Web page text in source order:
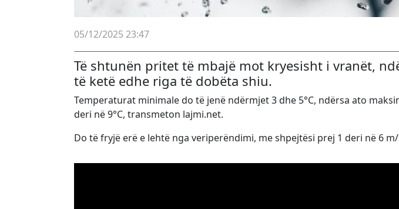
05/12/2025 23:47
Të shtunën pritet të mbajë mot kryesisht i vranët,
të ketë edhe riga të dobëta shiu.
Temperaturat minimale do të jenë ndërmjet 3 dhe 5°C, ndërsa ato
deri në 9°C, transmeton lajmi.net.
Do të fryjë erë e lehtë nga veriperëndimi, me shpejtësi prej 1 deri në 6